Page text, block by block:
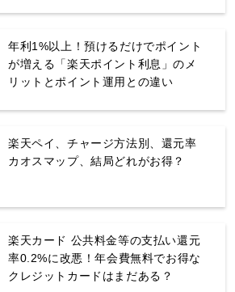
年利1%以上！預けるだけでポイント
が増える「楽天ポイント利息」のメ
リットとポイント運用との違い
楽天ペイ、チャージ方法別、還元率
カオスマップ、結局どれがお得？
楽天カード 公共料金等の支払い還元
率0.2%に改悪！年会費無料でお得な
クレジットカードはまだある？